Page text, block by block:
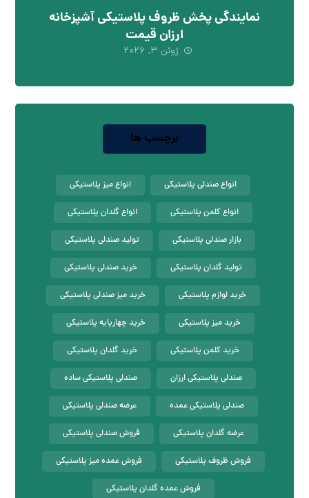
نمایندگی پخش ظروف پلاستیکی آشپزخانه
ارزان قیمت
ژوئن ۳, ۲۰۲۶
برچسب ها
انواع صندلی پلاستیکی انواع میز پلاستیکی
انواع کلمن پلاستیکی انواع گلدان پلاستیکی
بازار صندلی پلاستیکی تولید صندلی پلاستیکی
تولید گلدان پلاستیکی خرید صندلی پلاستیکی
خرید لوازم پلاستیکی خرید میز صندلی پلاستیکی
خرید میز پلاستیکی خرید چهارپایه پلاستیکی
خرید کلمن پلاستیکی خرید گلدان پلاستیکی
صندلی پلاستیکی ارزان صندلی پلاستیکی ساده
صندلی پلاستیکی عمده عرضه صندلی پلاستیکی
عرضه گلدان پلاستیکی فروش صندلی پلاستیکی
فروش ظروف پلاستیکی فروش عمده میز پلاستیکی
فروش عمده گلدان پلاستیکی